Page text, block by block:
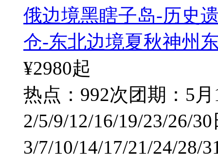
俄边境黑瞎子岛-历史
仓-东北边境夏秋神州
¥2980起
热点：992次 团期：5
2/5/9/12/16/19/23/26/
3/7/10/14/17/21/24/28/